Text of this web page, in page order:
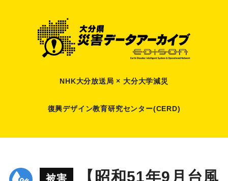
NHK大分放送局 × 大分大学減災
復興デザイン教育研究センター(CERD)
被害
【昭和51年9月台風